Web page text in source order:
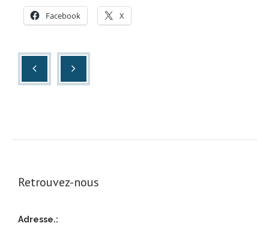
Facebook X
Retrouvez-nous
Adresse.: